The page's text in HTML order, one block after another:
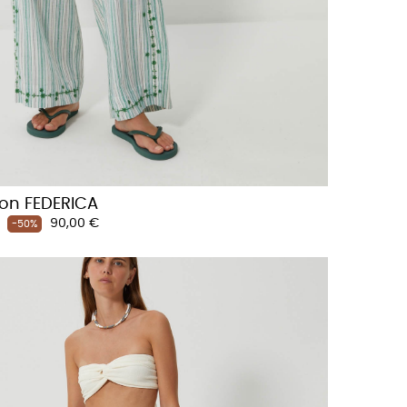
FEDERICA
-50% Prix
90,00 €